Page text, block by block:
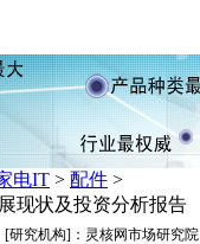
电IT > 配件 >
现状及投资分析报告
[研究机构]：灵核网市场研究院